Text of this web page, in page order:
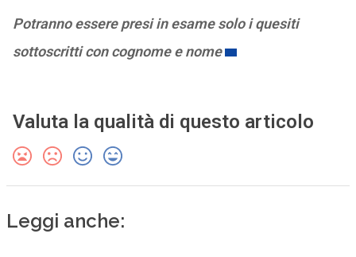
Potranno essere presi in esame solo i quesiti
sottoscritti con cognome e nome
Valuta la qualità di questo articolo
Leggi anche: